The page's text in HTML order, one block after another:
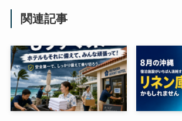
関連記事